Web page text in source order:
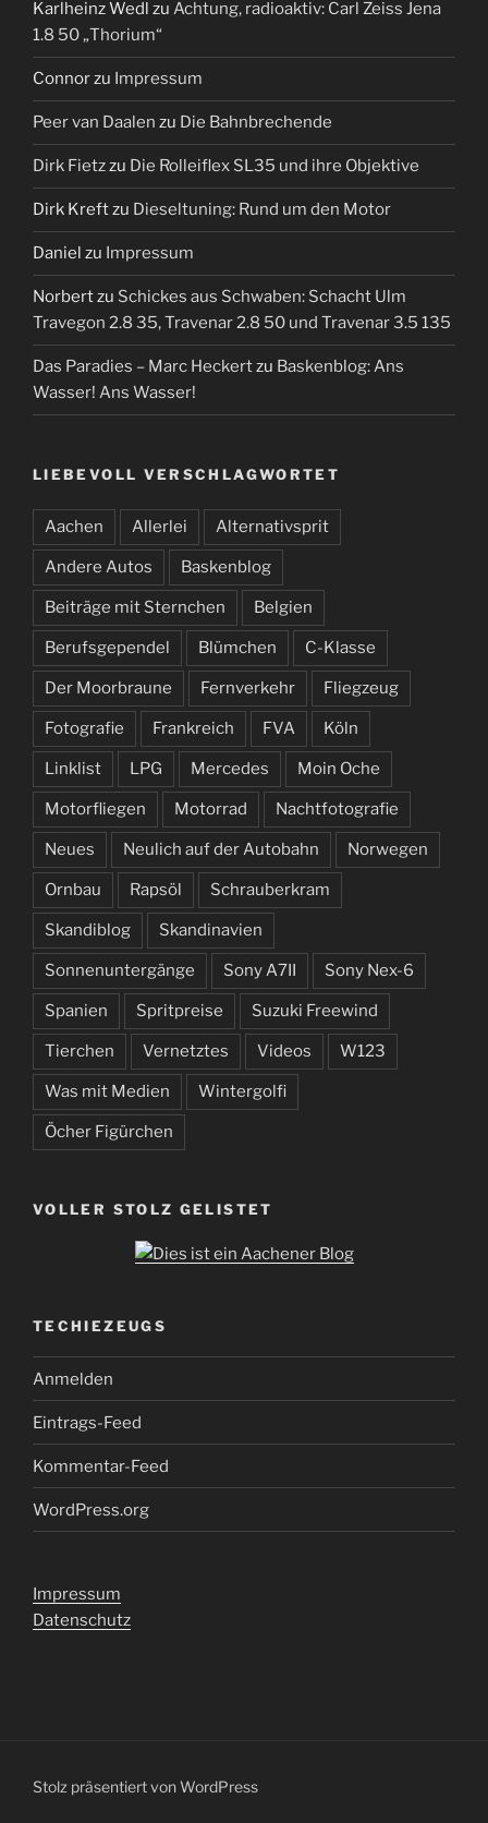
Karlheinz Wedl zu Achtung, radioaktiv: Carl Zeiss Jena
1.8 50 „Thorium“
Connorzu Impressum
Peer van Daalen zu Die Bahnbrechende
Dirk Fietzzu Die Rolleiflex SL35 und ihre Objektive
Dirk Kreftzu Dieseltuning: Rund um den Motor
Daniel zu Impressum
Norbertzu Schickes aus Schwaben: Schacht Ulm
Travegon 2.8 35, Travenar 2.8 50 und Travenar 3.5 135
Das Paradies – Marc Heckertzu Baskenblog: Ans
Wasser! Ans Wasser!
LIEBEVOLL VERSCHLAGWORTET
Aachen Allerlei Alternativsprit
Andere Autos Baskenblog
Beiträge mit Sternchen Belgien
Berufsgependel Blümchen C-Klasse
Der Moorbraune Fernverkehr Fliegzeug
Fotografie Frankreich FVA Köln
Linklist LPG Mercedes Moin Oche
Motorfliegen Motorrad Nachtfotografie
Neues Neulich auf der Autobahn Norwegen
Ornbau Rapsöl Schrauberkram
Skandiblog Skandinavien
Sonnenuntergänge Sony A7II Sony Nex-6
Spanien Spritpreise Suzuki Freewind
Tierchen Vernetztes Videos W123
Was mit Medien Wintergolfi
Öcher Figürchen
VOLLER STOLZ GELISTET
TECHIEZEUGS
Anmelden
Eintrags-Feed
Kommentar-Feed
WordPress.org
Impressum
Datenschutz
Stolz präsentiert von WordPress